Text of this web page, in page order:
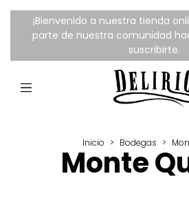
¡Bienvenido a nuestra tienda
parte de nuestra comunidad
suscribirte.
Inicio > Bodegas >
Monte